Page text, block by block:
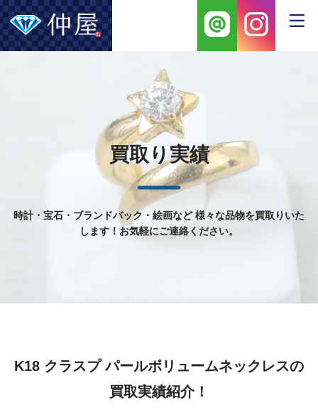
買取り実績
時計・宝石・ブランドバック・絵画など様々な品物を買取りいた
します！お気軽にご連絡ください。
K18 クラスプ パールボリュームネックレスの
買取実績紹介！